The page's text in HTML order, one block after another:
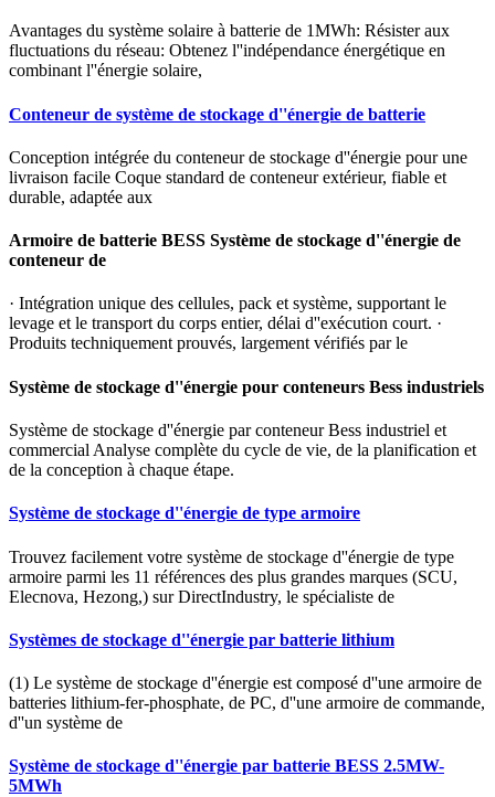
Avantages du système solaire à batterie de 1MWh: Résister aux
fluctuations du réseau: Obtenez l''indépendance énergétique en
combinant l''énergie solaire,
Conteneur de système de stockage d''énergie de batterie
Conception intégrée du conteneur de stockage d''énergie pour une
livraison facile Coque standard de conteneur extérieur, fiable et
durable, adaptée aux
Armoire de batterie BESS Système de stockage d''énergie de
conteneur de
· Intégration unique des cellules, pack et système, supportant le
levage et le transport du corps entier, délai d''exécution court. ·
Produits techniquement prouvés, largement vérifiés par le
Système de stockage d''énergie pour conteneurs Bess industriels
Système de stockage d''énergie par conteneur Bess industriel et
commercial Analyse complète du cycle de vie, de la planification et
de la conception à chaque étape.
Système de stockage d''énergie de type armoire
Trouvez facilement votre système de stockage d''énergie de type
armoire parmi les 11 références des plus grandes marques (SCU,
Elecnova, Hezong,) sur DirectIndustry, le spécialiste de
Systèmes de stockage d''énergie par batterie lithium
(1) Le système de stockage d''énergie est composé d''une armoire de
batteries lithium-fer-phosphate, de PC, d''une armoire de commande,
d''un système de
Système de stockage d''énergie par batterie BESS 2.5MW-
5MWh